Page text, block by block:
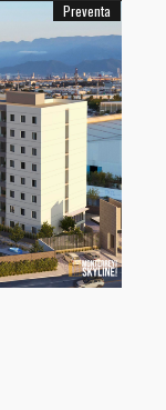
Preventa